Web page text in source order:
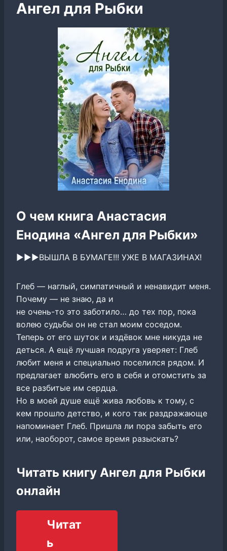
Ангел для Рыбки
О чем книга Анастасия
Енодина «Ангел для Рыбки»
►►►ВЫШЛА В БУМАГЕ!!! УЖЕ В МАГАЗИНАХ!
Глеб — наглый, симпатичный и ненавидит меня.
Почему — не знаю, да и
не очень-то это заботило… до тех пор, пока
волею судьбы он не стал моим соседом.
Теперь от его шуток и издёвок мне никуда не
деться. А ещё лучшая подруга уверяет: Глеб
любит меня и специально поселился рядом. И
предлагает влюбить его в себя и отомстить за
все разбитые им сердца.
Но в моей душе ещё жива любовь к тому, с
кем прошло детство, и кого так раздражающе
напоминает Глеб. Пришла ли пора забыть его
или, наоборот, самое время разыскать?
Читать книгу Ангел для Рыбки
онлайн
Читат
ь